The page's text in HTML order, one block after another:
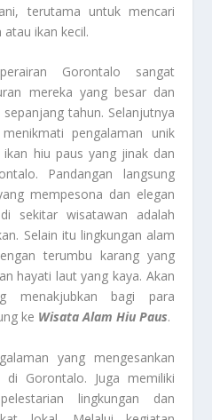
terutama untuk mencari
ikan kecil.
Gorontalo sangat
mereka yang besar dan
tahun. Selanjutnya
pengalaman unik
hiu paus yang jinak dan
Pandangan langsung
mempesona dan elegan
sekitar wisatawan adalah
Selain itu lingkungan alam
terumbu karang yang
hayati laut yang kaya. Akan
menakjubkan bagi para
ke Wisata Alam Hiu Paus.
yang mengesankan
Gorontalo. Juga memiliki
lingkungan dan